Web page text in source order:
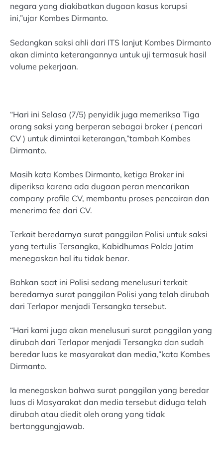
negara yang diakibatkan dugaan kasus korupsi
ini,”ujar Kombes Dirmanto.
Sedangkan saksi ahli dari ITS lanjut Kombes Dirmanto
akan diminta keterangannya untuk uji termasuk hasil
volume pekerjaan.
“Hari ini Selasa (7/5) penyidik juga memeriksa Tiga
orang saksi yang berperan sebagai broker ( pencari
CV ) untuk dimintai keterangan,”tambah Kombes
Dirmanto.
Masih kata Kombes Dirmanto, ketiga Broker ini
diperiksa karena ada dugaan peran mencarikan
company profile CV, membantu proses pencairan dan
menerima fee dari CV.
Terkait beredarnya surat panggilan Polisi untuk saksi
yang tertulis Tersangka, Kabidhumas Polda Jatim
menegaskan hal itu tidak benar.
Bahkan saat ini Polisi sedang menelusuri terkait
beredarnya surat panggilan Polisi yang telah dirubah
dari Terlapor menjadi Tersangka tersebut.
“Hari kami juga akan menelusuri surat panggilan yang
dirubah dari Terlapor menjadi Tersangka dan sudah
beredar luas ke masyarakat dan media,”kata Kombes
Dirmanto.
Ia menegaskan bahwa surat panggilan yang beredar
luas di Masyarakat dan media tersebut diduga telah
dirubah atau diedit oleh orang yang tidak
bertanggungjawab.